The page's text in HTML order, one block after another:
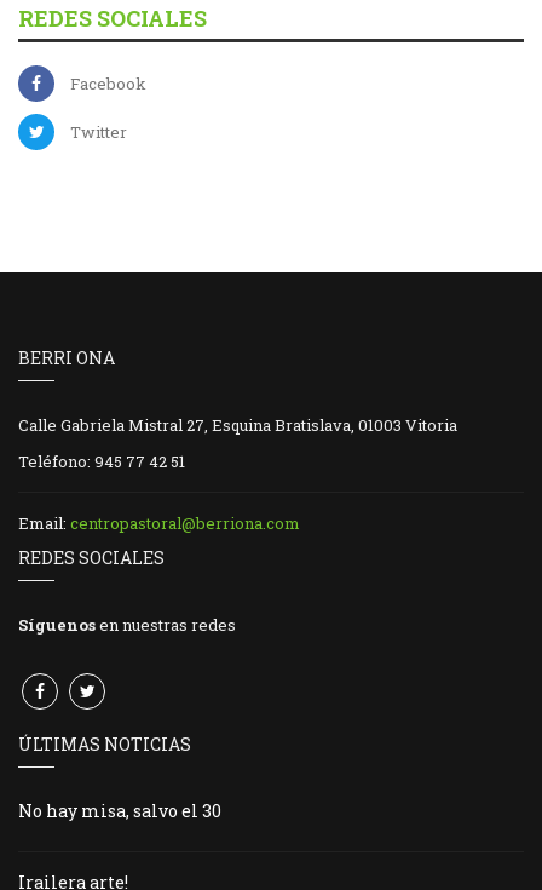
REDES SOCIALES
Facebook
Twitter
BERRI ONA
Calle Gabriela Mistral 27, Esquina Bratislava, 01003 Vitoria
Teléfono: 945 77 42 51
Email: centropastoral@berriona.com
REDES SOCIALES
Síguenosen nuestras redes
ÚLTIMAS NOTICIAS
No hay misa, salvo el 30
Irailera arte!